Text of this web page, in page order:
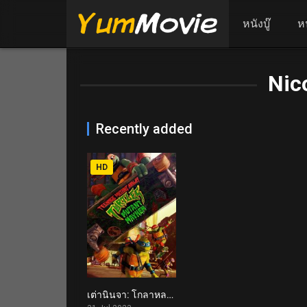
หนังบู๊ ห
Recently added
7.2
HD
เต่านินจา: โกลาหลกลายพันธุ์ Teenage Mutant Ninja Turtles: Mutant Mayhem (2023)